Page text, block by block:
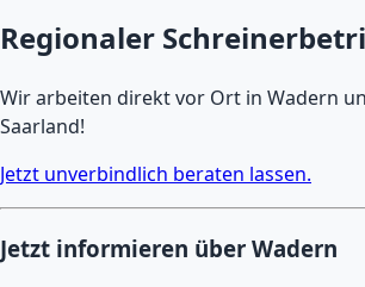
Regionaler
Wir arbeiten direkt vor Ort in Wadern
Saarland!
Jetzt unverbindlich beraten lassen.
Jetzt informieren über Wadern